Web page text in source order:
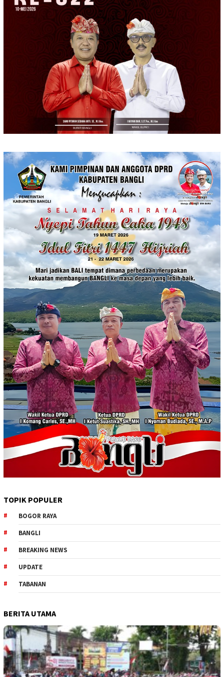
TOPIK POPULER
BOGOR RAYA
BANGLI
BREAKING NEWS
UPDATE
TABANAN
BERITA UTAMA